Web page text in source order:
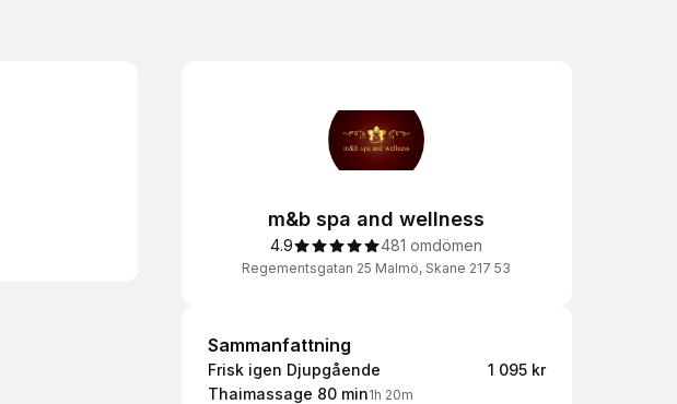
m&b spa and wellness
4.9 481 omdömen
Regementsgatan 25 Malmö, Skane 217 53
Sammanfattning
Sammanfattning
Frisk igen Djupgående
Thaimassage 80 min1h 20m
1 095 kr